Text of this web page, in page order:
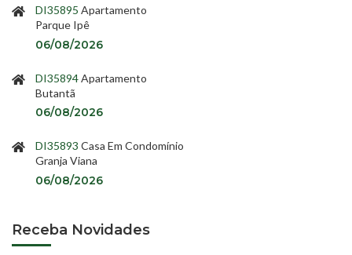
DI35895 Apartamento
Parque Ipê
06/08/2026
DI35894Apartamento
Butantã
06/08/2026
DI35893 Casa Em Condomínio
Granja Viana
06/08/2026
Receba Novidades